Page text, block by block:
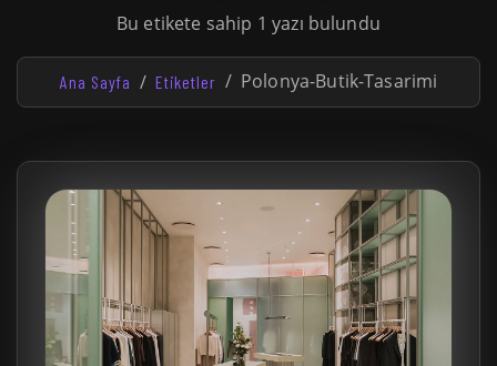
Bu etikete sahip 1 yazı bulundu
Ana Sayfa Etiketler Polonya-Butik-Tasarimi